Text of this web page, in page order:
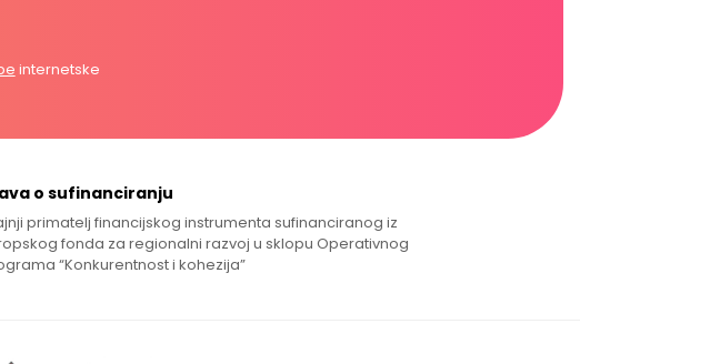
internetske
o sufinanciranju
primatelj financijskog instrumenta sufinanciranog iz
fonda za regionalni razvoj u sklopu Operativnog
“Konkurentnost i kohezija”